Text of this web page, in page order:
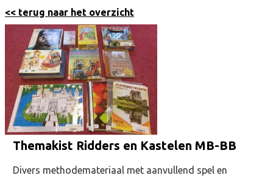
<< terug naar het overzicht
Themakist Ridders en Kastelen MB-BB
Divers methodemateriaal met aanvullend spel en